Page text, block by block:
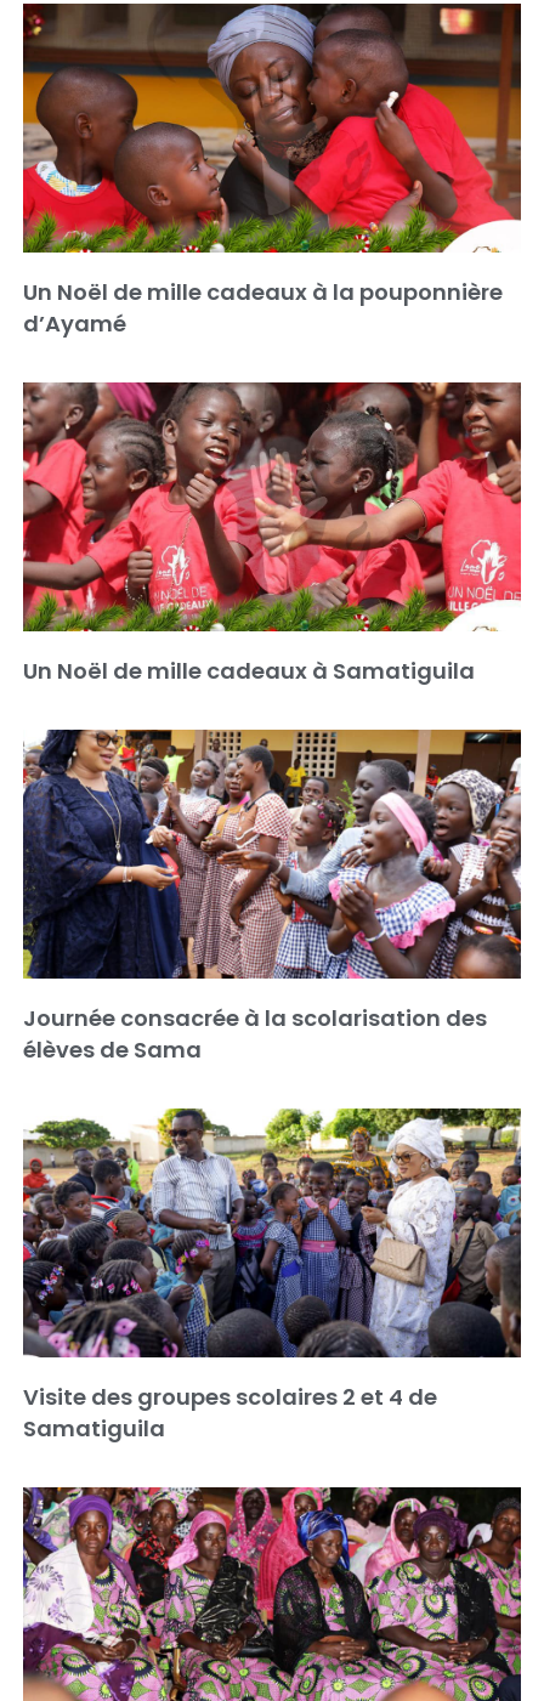
Un Noël de mille cadeaux à la pouponnière
d’Ayamé
Un Noël de mille cadeaux à Samatiguila
Journée consacrée à la scolarisation des
élèves de Sama
Visite des groupes scolaires 2 et 4 de
Samatiguila